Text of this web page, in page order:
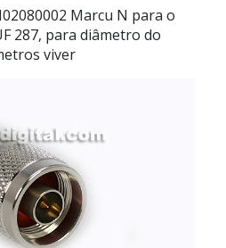
Marcu N para o
287, para diâmetro do
viver